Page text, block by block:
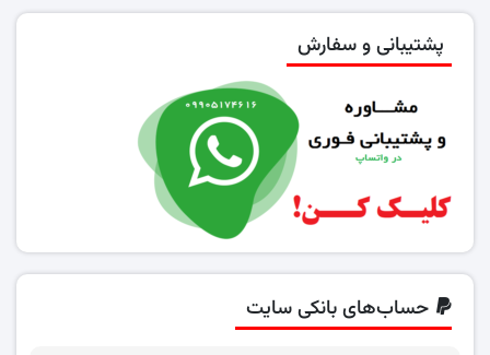
پشتیبانی و سفارش
حساب‌های بانکی سایت